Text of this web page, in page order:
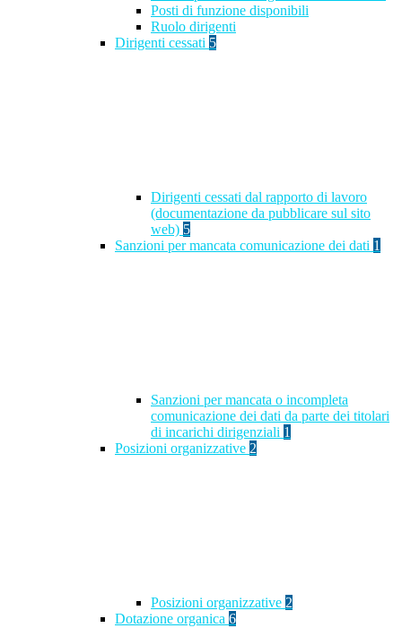
Posti di funzione disponibili
Ruolo dirigenti
Dirigenti cessati 5
Dirigenti cessati dal rapporto di lavoro
(documentazione da pubblicare sul sito
web) 5
Sanzioni per mancata comunicazione dei dati 1
Sanzioni per mancata o incompleta
comunicazione dei dati da parte dei titolari
di incarichi dirigenziali 1
Posizioni organizzative 2
Posizioni organizzative 2
Dotazione organica 6